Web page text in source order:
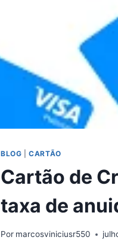
BLOG |CARTÃO
Cartão de
taxa de
Por marcosviniciusr550